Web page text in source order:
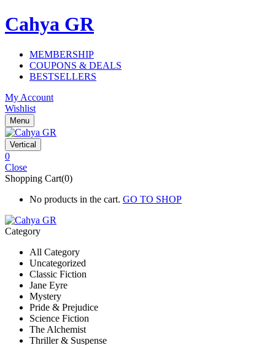
Cahya GR
MEMBERSHIP
COUPONS & DEALS
BESTSELLERS
My Account
Wishlist
Menu
Vertical
0
Close
Shopping Cart(0)
No products in the cart. GO TO SHOP
Category
All Category
Uncategorized
Classic Fiction
Jane Eyre
Mystery
Pride & Prejudice
Science Fiction
The Alchemist
Thriller & Suspense